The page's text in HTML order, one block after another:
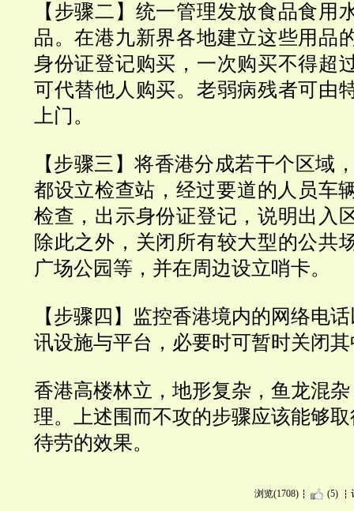
【步骤二】统一管理发放食品食用
品。在港九新界各地建立这些用品
身份证登记购买，一次购买不得超
可代替他人购买。老弱病残者可由
上门。
【步骤三】将香港分成若干个区域
都设立检查站，经过要道的人员车
检查，出示身份证登记，说明出入
除此之外，关闭所有较大型的公共
广场公园等，并在周边设立哨卡。
【步骤四】监控香港境内的网络电
讯设施与平台，必要时可暂时关闭
香港高楼林立，地形复杂，鱼龙混
理。上述围而不攻的步骤应该能够
待劳的效果。
浏览(1708) (5)